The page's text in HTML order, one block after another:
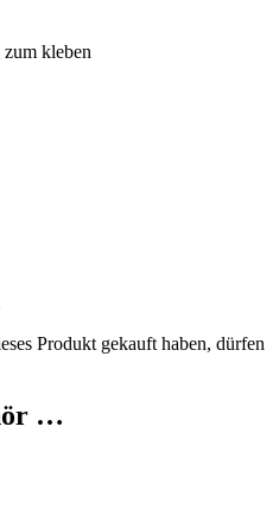
kleben
Produkt gekauft haben, dürfen
…